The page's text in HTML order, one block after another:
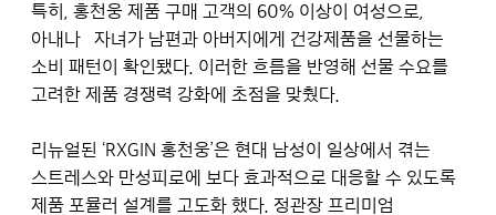
특히, 홍천웅 제품 구매 고객의 60% 이상이 여성으로,
아내나 자녀가 남편과 아버지에게 건강제품을 선물하는
소비 패턴이 확인됐다. 이러한 흐름을 반영해 선물 수요를
고려한 제품 경쟁력 강화에 초점을 맞췄다.
리뉴얼된 ‘RXGIN 홍천웅’은 현대 남성이 일상에서 겪는
스트레스와 만성피로에 보다 효과적으로 대응할 수 있도록
제품 포뮬러 설계를 고도화 했다. 정관장 프리미엄